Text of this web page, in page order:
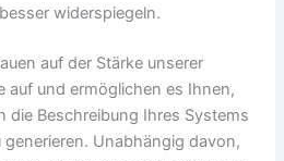
widerspiegeln.
auf der Stärke unserer
auf und ermöglichen es Ihnen,
die Beschreibung Ihres Systems
Unabhängig davon,